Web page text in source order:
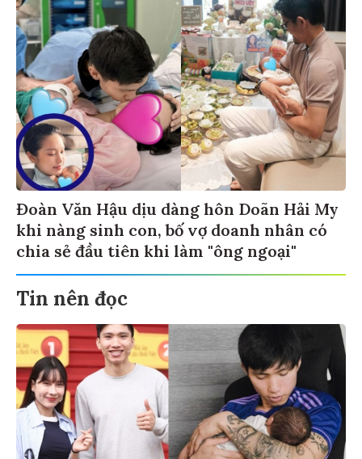
Đoàn Văn Hậu dịu dàng hôn Doãn Hải My
khi nàng sinh con, bố vợ doanh nhân có
chia sẻ đầu tiên khi làm "ông ngoại"
Tin nên đọc